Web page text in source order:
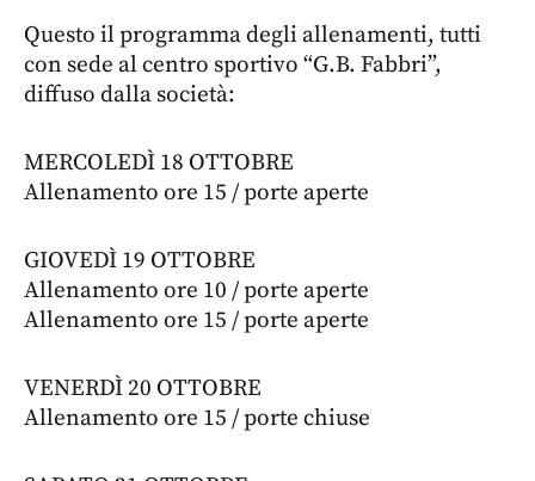
Questo il programma degli allenamenti, tutti
con sede al centro sportivo “G.B. Fabbri”,
diffuso dalla società:
MERCOLEDÌ 18 OTTOBRE
Allenamento ore 15 / porte aperte
GIOVEDÌ 19 OTTOBRE
Allenamento ore 10 / porte aperte
Allenamento ore 15 / porte aperte
VENERDÌ 20 OTTOBRE
Allenamento ore 15 / porte chiuse